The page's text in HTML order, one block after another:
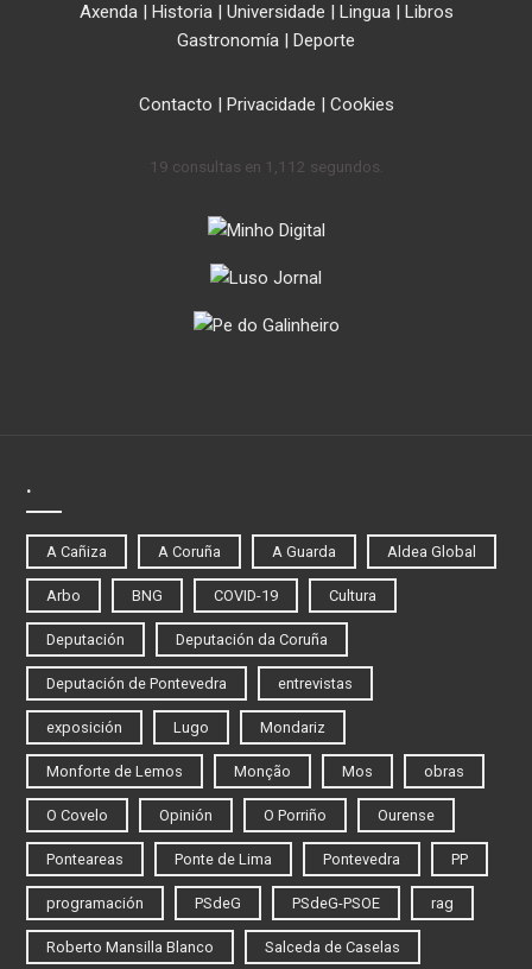
Axenda| Historia| Universidade | Lingua| Libros
Gastronomía | Deporte
Contacto | Privacidade | Cookies
19 consultas en 1,112 segundos.
.
A Cañiza A Coruña A Guarda Aldea Global
Arbo BNG COVID-19 Cultura
Deputación Deputación da Coruña
Deputación de Pontevedra entrevistas
exposición Lugo Mondariz
Monforte de Lemos Monção Mos obras
O Covelo Opinión O Porriño Ourense
Ponteareas Ponte de Lima Pontevedra PP
programación PSdeG PSdeG-PSOE rag
Roberto Mansilla Blanco Salceda de Caselas